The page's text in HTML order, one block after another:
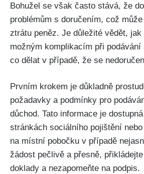
Bohužel se však často stává, že
problémům s doručením, což
ztrátu peněz. Je důležité vědět,
možným komplikacím při podávání
co dělat v případě, že se
Prvním krokem je důkladně
požadavky a podmínky pro
důchod. Tato informace je
stránkách sociálního pojištění
na místní pobočku v případě
žádost pečlivě a přesně,
doklady a nezapomeňte na podpis.